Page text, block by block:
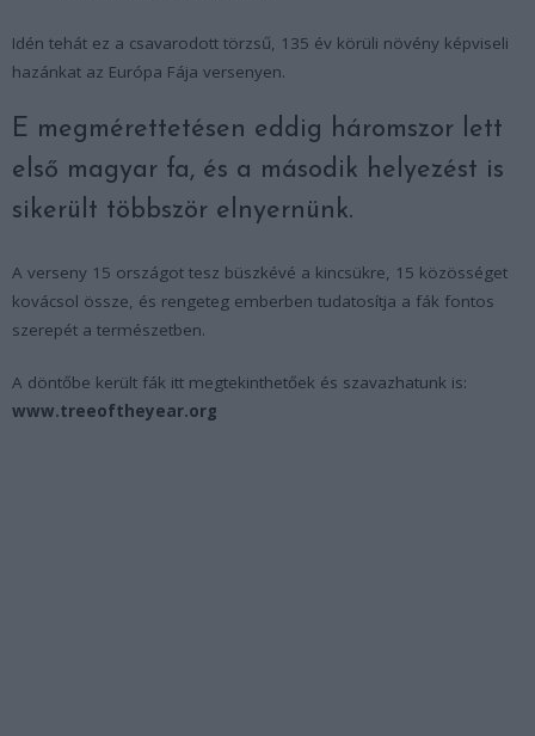
Idén tehát ez a csavarodott törzsű, 135 év körüli növény képviseli
hazánkat az Európa Fája versenyen.
E megmérettetésen eddig háromszor lett
első magyar fa, és a második helyezést is
sikerült többször elnyernünk.
A verseny 15 országot tesz büszkévé a kincsükre, 15 közösséget
kovácsol össze, és rengeteg emberben tudatosítja a fák fontos
szerepét a természetben.
A döntőbe került fák itt megtekinthetőek és szavazhatunk is:
www.treeoftheyear.org